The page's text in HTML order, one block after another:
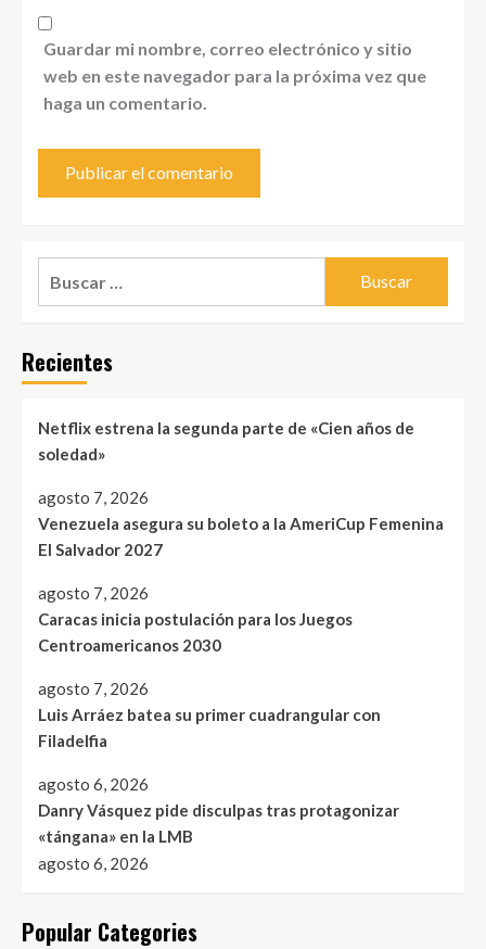
Guardar mi nombre, correo electrónico y sitio
web en este navegador para la próxima vez que
haga un comentario.
Recientes
Netflix estrena la segunda parte de «Cien años de
soledad»
agosto 7, 2026
Venezuela asegura su boleto a la AmeriCup Femenina
El Salvador 2027
agosto 7, 2026
Caracas inicia postulación para los Juegos
Centroamericanos 2030
agosto 7, 2026
Luis Arráez batea su primer cuadrangular con
Filadelfia
agosto 6, 2026
Danry Vásquez pide disculpas tras protagonizar
«tángana» en la LMB
agosto 6, 2026
Popular Categories